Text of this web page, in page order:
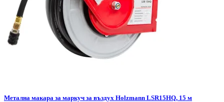
Метална макара за маркуч за въздух Holzmann LSR15HQ, 15 м